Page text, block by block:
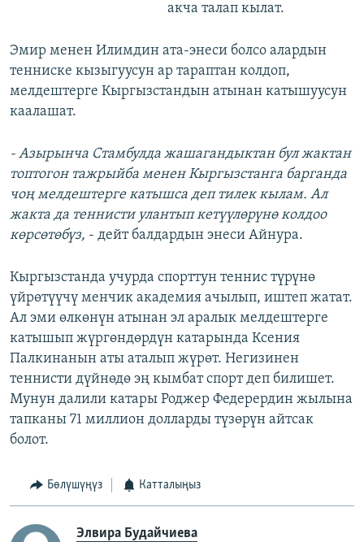
акча талап кылат.
Эмир менен Илимдин ата-энеси болсо алардын
тенниске кызыгуусун ар тараптан колдоп,
мелдештерге Кыргызстандын атынан катышуусун
каалашат.
- Азырынча Стамбулда жашагандыктан бул жактан
топтогон тажрыйба менен Кыргызстанга барганда
чоң мелдештерге катышса деп тилек кылам. Ал
жакта да теннисти улантып кетүүлөрүнө колдоо
көрсөтөбүз, - дейт балдардын энеси Айнура.
Кыргызстанда учурда спорттун теннис түрүнө
үйрөтүүчү менчик академия ачылып, иштеп жатат.
Ал эми өлкөнүн атынан эл аралык мелдештерге
катышып жүргөндөрдүн катарында Ксения
Палкинанын аты аталып жүрөт. Негизинен
теннисти дүйнөдө эң кымбат спорт деп билишет.
Мунун далили катары Роджер Федерердин жылына
тапканы 71 миллион долларды түзөрүн айтсак
болот.
Бөлүшүңүз Катталыңыз
Элвира Будайчиева